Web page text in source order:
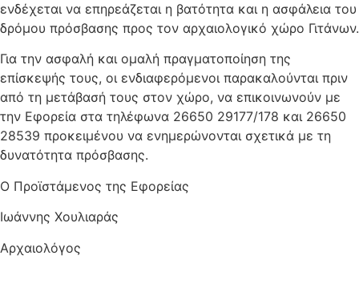
ενδέχεται να επηρεάζεται η βατότητα και η ασφάλεια του
δρόμου πρόσβασης προς τον αρχαιολογικό χώρο Γιτάνων.
Για την ασφαλή και ομαλή πραγματοποίηση της
επίσκεψής τους, οι ενδιαφερόμενοι παρακαλούνται πριν
από τη μετάβασή τους στον χώρο, να επικοινωνούν με
την Εφορεία στα τηλέφωνα 26650 29177/178 και 26650
28539 προκειμένου να ενημερώνονται σχετικά με τη
δυνατότητα πρόσβασης.
Ο Προϊστάμενος της Εφορείας
Ιωάννης Χουλιαράς
Aρχαιολόγος